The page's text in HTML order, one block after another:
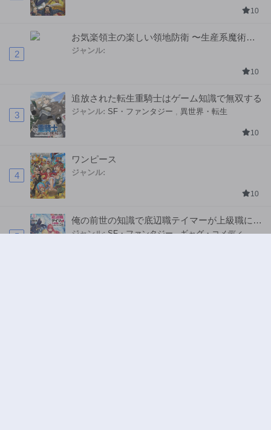
10
2
お気楽領主の楽しい領地防衛 〜生産系魔術で
名もなき村を最強の城塞都市に〜
ジャンル:
10
3
追放された転生重騎士はゲーム知識で無双する
ジャンル: SF・ファンタジー , 異世界・転生
10
4
ワンピース
ジャンル:
10
5
俺の前世の知識で底辺職テイマーが上級職にな
ってしまいそうな件
ジャンル: SF・ファンタジー ,ギャグ・コメディ